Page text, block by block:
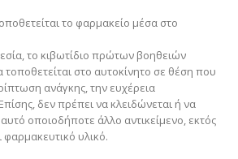
το φαρμακείο μέσα στο
το κιβωτίδιο πρώτων βοηθειών
στο αυτοκίνητο σε θέση που
ανάγκης, την ευχέρεια
δεν πρέπει να κλειδώνεται ή να
οποιοδήποτε άλλο αντικείμενο, εκτός
φαρμακευτικό υλικό.